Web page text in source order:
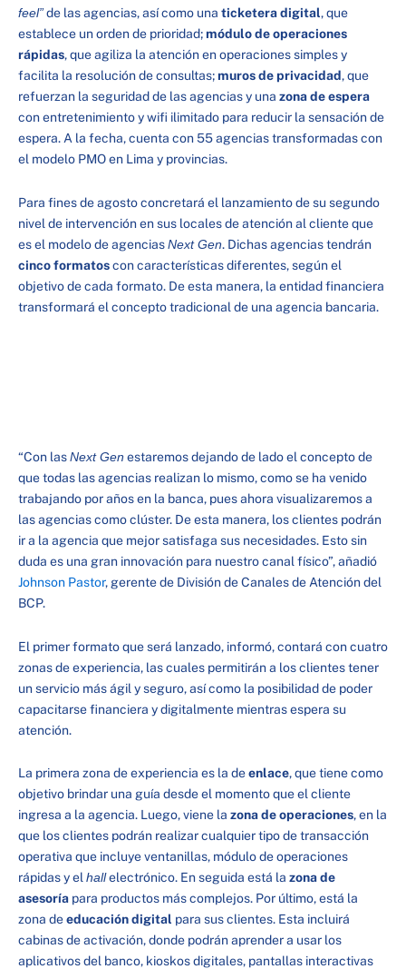
feel”de las agencias, así como una ticketera digital, que
establece un orden de prioridad;módulo de operaciones
rápidas, que agiliza la atención en operaciones simples y
facilita la resolución de consultas;muros de privacidad, que
refuerzan la seguridad de las agencias y una zona de espera
con entretenimiento y wifi ilimitado para reducir la sensación de
espera. A la fecha, cuenta con 55 agencias transformadas con
el modelo PMO en Lima y provincias.
Para fines de agosto concretará el lanzamiento de su segundo
nivel de intervención en sus locales de atención al cliente que
es el modelo de agenciasNext Gen. Dichas agencias tendrán
cinco formatoscon características diferentes, según el
objetivo de cada formato. De esta manera, la entidad financiera
transformará el concepto tradicional de una agencia bancaria.
“Con lasNext Gen estaremos dejando de lado el concepto de
que todas las agencias realizan lo mismo, como se ha venido
trabajando por años en la banca, pues ahora visualizaremos a
las agencias como clúster. De esta manera, los clientes podrán
ir a la agencia que mejor satisfaga sus necesidades. Esto sin
duda es una gran innovación para nuestro canal físico”, añadió
Johnson Pastor, gerente de División de Canales de Atención del
BCP.
El primer formato que será lanzado, informó, contará con cuatro
zonas de experiencia, las cuales permitirán a los clientes tener
un servicio más ágil y seguro, así como la posibilidad de poder
capacitarse financiera y digitalmente mientras espera su
atención.
La primera zona de experiencia es la deenlace, que tiene como
objetivo brindar una guía desde el momento que el cliente
ingresa a la agencia. Luego, viene la zona de operaciones, en la
que los clientes podrán realizar cualquier tipo de transacción
operativa que incluye ventanillas, módulo de operaciones
rápidas y el hallelectrónico. En seguida está la zona de
asesoría para productos más complejos. Por último, está la
zona deeducación digital para sus clientes. Esta incluirá
cabinas de activación, donde podrán aprender a usar los
aplicativos del banco, kioskos digitales, pantallas interactivas